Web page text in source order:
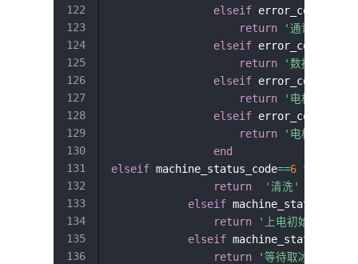
elseif error_code
return
'通讯异常'
elseif error_code
return
'数据存储出
elseif error_code
return
'电机堵转'
elseif error_code
return
'电机警告'
end
elseif machine_status_code==6 then
return
'清洗'
elseif
return
'上电初始化中'
elseif machine_status_code
return
'等待取冰'